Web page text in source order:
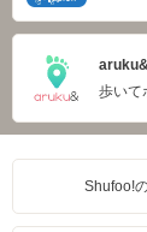
aruku&
歩いて
Shufoo!